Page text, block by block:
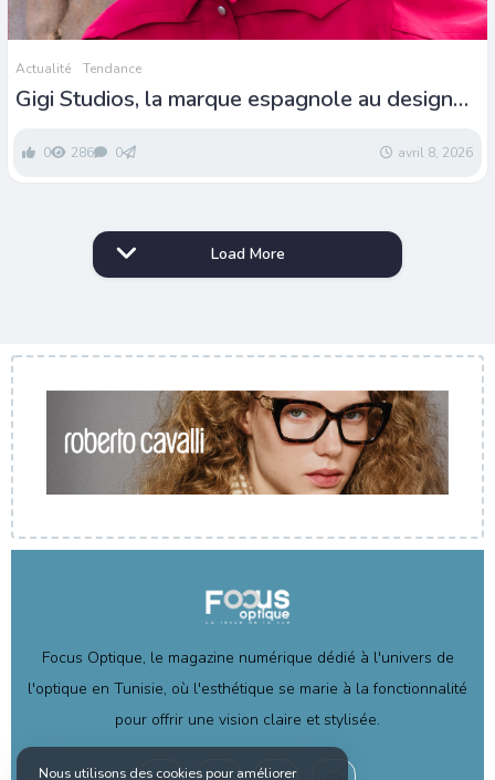
Actualité Tendance
Gigi Studios, la marque espagnole au design
0 286 0 avril 8, 2026
Load More
Focus Optique, le magazine numérique dédié à l'univers de
l'optique en Tunisie, où l'esthétique se marie à la fonctionnalité
pour offrir une vision claire et stylisée.
Nous utilisons des cookies pour améliorer